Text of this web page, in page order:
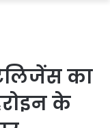
का
के